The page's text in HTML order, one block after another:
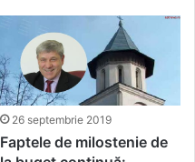
26 septembrie 2019
Faptele de milostenie de